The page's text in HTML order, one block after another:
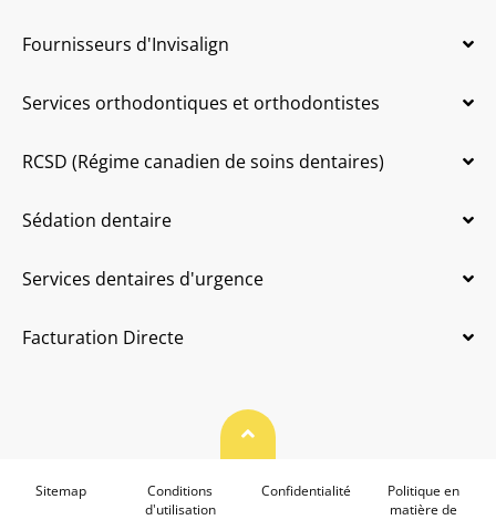
Fournisseurs d'Invisalign
Services orthodontiques et orthodontistes
RCSD (Régime canadien de soins dentaires)
Sédation dentaire
Services dentaires d'urgence
Facturation Directe
Haut de page
Sitemap
Conditions
d'utilisation
Confidentialité
Politique en
matière de